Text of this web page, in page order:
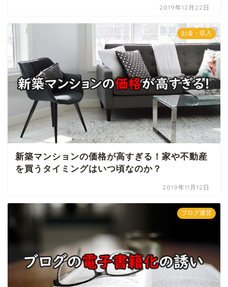
2019年12月22日
お金・収入
新築マンションの価格が高すぎる！家や不動産
を買うタイミングはいつ頃なのか？
2019年11月12日
ブログ運営